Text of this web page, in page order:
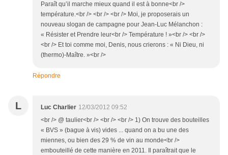
Paraît qu’il marche mieux quand il est à bonne<br />
température.<br /> <br /> <br /> Moi, je proposerais un
nouveau slogan de campagne pour Jean-Luc Mélanchon :
« Résister et Prendre leur<br /> Température ! »<br /> <br />
<br /> Et toi comme moi, Denis, nous crierons : « Ni Dieu, ni
(thermo)-Maître. »<br />
Répondre
L Luc Charlier 12/03/2012 09:52
<br /> @ taulier<br /> <br /> <br /> 1) On trouve des bouteilles
« BVS » (bague à vis) vides ... quand on a bu une des
miennes, ou bien des 29 % de vin au monde<br />
embouteillé de cette manière en 2011. Il paraîtrait que le